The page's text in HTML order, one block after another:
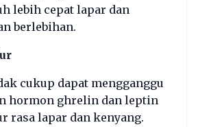
lebih cepat lapar dan
berlebihan.
cukup dapat mengganggu
hormon ghrelin dan leptin
rasa lapar dan kenyang.